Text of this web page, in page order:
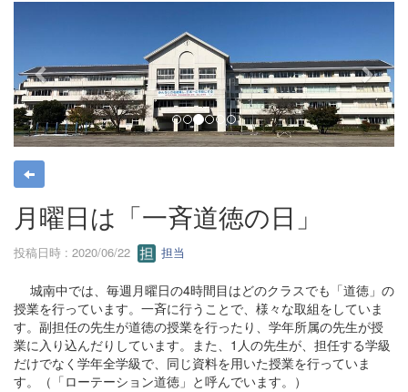
e
v
i
o
u
s
x
t
月曜日は「一斉道徳の日」
投稿日時 : 2020/06/22 担当
城南中では、毎週月曜日の4時間目はどのクラスでも「道徳」の
授業を行っています。一斉に行うことで、様々な取組をしていま
す。副担任の先生が道徳の授業を行ったり、学年所属の先生が授
業に入り込んだりしています。また、1人の先生が、担任する学級
だけでなく学年全学級で、同じ資料を用いた授業を行っていま
す。（「ローテーション道徳」と呼んでいます。）